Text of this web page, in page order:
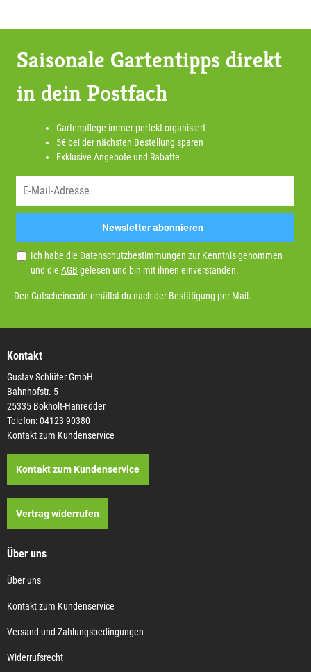
Saisonale Gartentipps direkt
in dein Postfach
Gartenpflege immer perfekt organisiert
5€ bei der nächsten Bestellung sparen
Exklusive Angebote und Rabatte
Newsletter abonnieren
Ich habe die Datenschutzbestimmungen zur Kenntnis genommen
und die AGB gelesen und bin mit ihnen einverstanden.
Den Gutscheincode erhältst du nach der Bestätigung per Mail.
Kontakt
Gustav Schlüter GmbH
Bahnhofstr. 5
25335 Bokholt-Hanredder
Telefon: 04123 90380
Kontakt zum Kundenservice
Kontakt zum Kundenservice
Vertrag widerrufen
Über uns
Über uns
Kontakt zum Kundenservice
Versand und Zahlungsbedingungen
Widerrufsrecht